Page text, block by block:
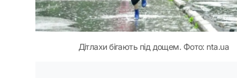
Дітлахи бігають під дощем. Фото: nta.ua